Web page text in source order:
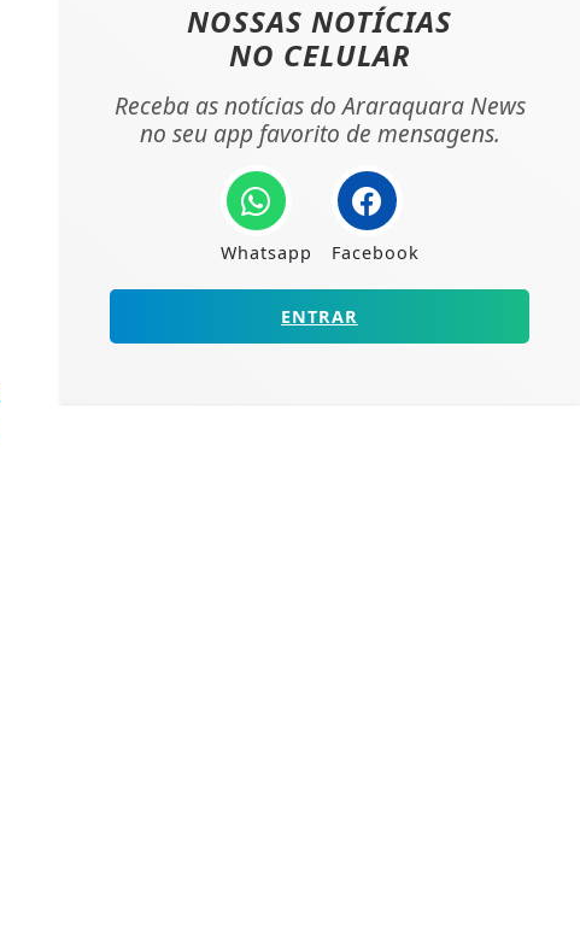
NOSSAS NOTÍCIAS
NO CELULAR
Receba as notícias do Araraquara News
no seu app favorito de mensagens.
Whatsapp Facebook
ENTRAR